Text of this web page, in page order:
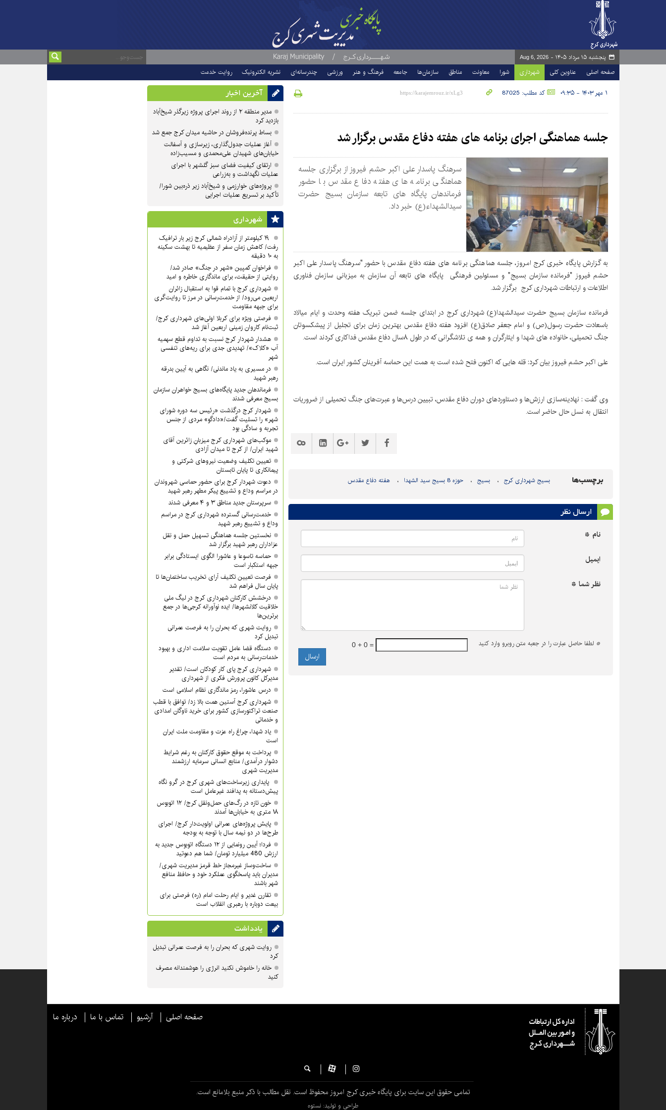
پنجشنبه ۱۵ مرداد ۱۴۰۵ - Aug 6, 2026
صفحه اصلی عناوین کلی شهرداری شورا معاونت مناطق سازمان‌ها جامعه فرهنگ و هنر ورزشی چندرسانه‌ای نشریه الکترونیک روایت خدمت
۱ مهر ۱۴۰۳ - ۰۹:۳۵ کد مطلب: 87025
جلسه هماهنگی اجرای برنامه های هفته دفاع مقدس برگزار شد
سرهنگ پاسدار علی اکبر حشم فیروز از برگزاری جلسه
هماهنگی برنامه های هفته دفاع مقدس با حضور
فرماندهان پایگاه های تابعه سازمان بسیج حضرت
سیدالشهداء(ع) خبر داد.
به گزارش پایگاه خبری کرج امروز، جلسه هماهنگی برنامه های هفته دفاع مقدس با حضور "سرهنگ پاسدار علی اکبر
حشم فیروز "فرمانده سازمان بسیج" و مسئولین فرهنگی پایگاه های تابعه آن سازمان به میزبانی سازمان فناوری
اطلاعات و ارتباطات شهرداری کرج برگزار شد.
فرمانده سازمان بسیج حضرت سیدالشهدا(ع) شهرداری کرج در ابتدای جلسه ضمن تبریک هفته وحدت و ایام میالاد
باسعادت حضرت رسول(ص) و امام جعفر صادق(ع) افزود هفته دفاع مقدس بهترین زمان برای تجلیل از پیشکسوتان
جنگ تحمیلی، خانواده های شهدا و ایثارگران و همه ی تلاشگرانی که در طول ۸سال دفاع مقدس فداکاری کردند است.
علی اکبر حشم فیروز بیان کرد: قله هایی که اکنون فتح شده است به همت این حماسه آفرینان کشور ایران است.
وی گفت : نهادینه‌سازی ارزش‌ها و دستاوردهای دوران دفاع مقدس، تبیین درس‌ها و عبرت‌های جنگ تحمیلی از ضروریات
انتقال به نسل حال حاضر است.
برچسب‌ها بسیج شهرداری کرج بسیج حوزه 8 بسیج سید الشهدا هفته دفاع مقدس
ارسال نظر
نام *
ایمیل
نظر شما *
* لطفا حاصل عبارت را در جعبه متن روبرو وارد کنید 0 + 0 =
آخرین اخبار
مدیر منطقه ۲ از روند اجرای پروژه زیرگذر شیخ‌آباد
بازدید کرد
بساط پرنده‌فروشان در حاشیه میدان کرج جمع شد
آغاز عملیات جدول‌گذاری، زیرسازی و آسفالت
خیابان‌های شهیدان علی‌محمدی و مسیب‌زاده
ارتقای کیفیت فضای سبز گلشهر با اجرای
عملیات نگهداشت و به‌زراعی
پروژه‌های خوارزمی و شیخ‌آباد زیر ذره‌بین شورا/
تأکید بر تسریع عملیات اجرایی
شهرداری
۱۹ کیلومتر از آزادراه شمالی کرج زیر بار ترافیک
رفت/ کاهش زمان سفر از عظیمیه تا بهشت سکینه
به ۱۰ دقیقه
فراخوان کمپین «شهر در جنگ» صادر شد/
روایتی از حقیقت، برای ماندگاری خاطره و امید
شهرداری کرج با تمام قوا به استقبال زائران
اربعین می‌رود/ از خدمت‌رسانی در مرز تا روایت‌گری
برای جبهه مقاومت
فرصتی ویژه برای کربلا اولی‌های شهرداری کرج/
ثبت‌نام کاروان زمینی اربعین آغاز شد
هشدار شهردار کرج نسبت به تداوم قطع سهمیه
آب «کلاک»/ تهدیدی جدی برای ریه‌های تنفسی
شهر
در مسیری به یاد ماندنی/ نگاهی به آیین بدرقه
رهبر شهید
فرماندهان جدید پایگاه‌های بسیج خواهران سازمان
بسیج معرفی شدند
شهردار کرج درگذشت «رئیس سه دوره شورای
شهر» را تسلیت گفت/«دادگو» مردی از جنس
تجربه و سادگی بود
موکب‌های شهرداری کرج میزبانِ زائرین آقای
شهید ایران/ از کرج تا میدان آزادی
تعیین تکلیف وضعیت نیروهای شرکتی و
پیمانکاری تا پایان تابستان
دعوت شهردار کرج برای حضور حماسی شهروندان
در مراسم وداع و تشییع پیکر مطهر رهبر شهید
سرپرستان جدید مناطق ۳ و ۴ معرفی شدند
خدمت‌رسانی گسترده شهرداری کرج در مراسم
وداع و تشییع رهبر شهید
نخستین جلسه هماهنگی تسهیل حمل و نقل
عزاداران رهبر شهید برگزار شد
حماسه تاسوعا و عاشورا الگوی ایستادگی برابر
جبهه استکبار است
فرصت تعیین تکلیف آرای تخریب ساختمان‌ها تا
پایان سال فراهم شد
درخشش کارکنان شهرداری کرج در لیگ ملی
خلاقیت کلانشهرها/ ایده نوآورانه کرجی‌ها در جمع
برترین‌ها
روایت شهری که بحران را به فرصت عمرانی
تبدیل کرد
دستگاه قضا عامل تقویت سلامت اداری و بهبود
خدمات‌رسانی به مردم است
شهرداری کرج پای کار کودکان است/ تقدیر
مدیرکل کانون پرورش فکری از شهرداری
درس عاشورا، رمز ماندگاری نظام اسلامی است
شهرداری کرج آستین همت بالا زد/ توافق با قطب
صنعت تراکتورسازی کشور برای خرید ناوگان امدادی
و خدماتی
یاد شهدا، چراغ راه عزت و مقاومت ملت ایران
است
پرداخت به موقع حقوق کارکنان به رغم شرایط
دشوار درآمدی/ منابع انسانی سرمایه ارزشمند
مدیریت شهری
پایداری زیرساخت‌های شهری کرج در گرو نگاه
پیش‌دستانه به پدافند غیرعامل است
خون تازه در رگ‌های حمل‌ونقل کرج/ ۱۲ اتوبوس
۱۸ متری به خیابان‌ها آمدند
پایش پروژه‌های عمرانی اولویت‌دار کرج/ اجرای
طرح‌ها در دو نیمه سال با توجه به بودجه
فردا؛ آیین رونمایی از ۱۲ دستگاه اتوبوس جدید به
ارزش 480 میلیارد تومان/ شما هم دعوتید
ساخت‌وساز غیرمجاز خط قرمز مدیریت شهری‌/
مدیران باید پاسخگوی عملکرد خود و حافظ منافع
شهر باشند
تقارن غدیر و ایام رحلت امام (ره) فرصتی برای
بیعت دوباره با رهبری انقلاب است
یادداشت
روایت شهری که بحران را به فرصت عمرانی تبدیل
کرد
خانه را خاموش نکنید انرژی را هوشمندانه مصرف
کنید
صفحه اصلی آرشیو تماس با ما درباره ما
تمامی حقوق این سایت برای پایگاه خبری کرج امروز محفوظ است. نقل مطالب با ذکر منبع بلامانع است.
طراحی و تولید: نستوه